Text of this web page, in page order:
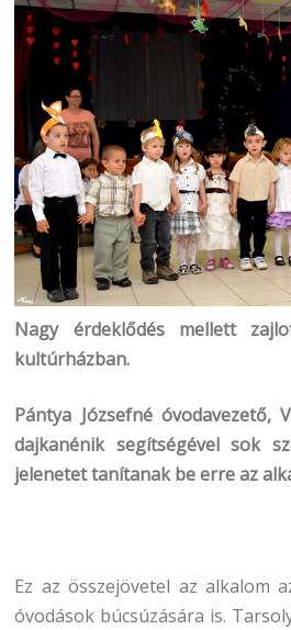
Nagy érdeklődés mellett
kultúrházban.
Pántya Józsefné óvodavezető,
dajkanénik segítségével sok
jelenetet tanítanak be erre az
Ez az összejövetel az alkalom
óvodások búcsúzására is.